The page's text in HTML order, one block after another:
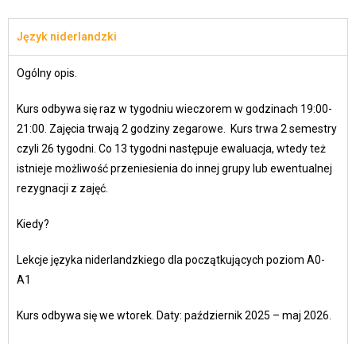
Język niderlandzki
Ogólny opis.
Kurs odbywa się raz w tygodniu wieczorem w godzinach 19:00-
21:00. Zajęcia trwają 2 godziny zegarowe. Kurs trwa 2 semestry
czyli 26 tygodni. Co 13 tygodni następuje ewaluacja, wtedy też
istnieje możliwość przeniesienia do innej grupy lub ewentualnej
rezygnacji z zajęć.
Kiedy?
Lekcje języka niderlandzkiego dla początkujących poziom A0-
A1
Kurs odbywa się we wtorek. Daty: październik 2025 – maj 2026.